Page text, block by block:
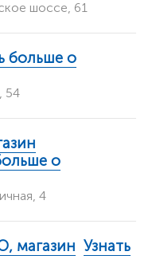
шоссе, 61
больше о
54
о
4
магазин Узнать